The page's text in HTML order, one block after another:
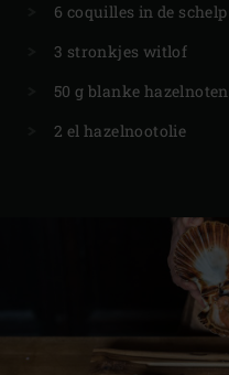
6 coquilles in de schelp
3 stronkjes witlof
50 g blanke hazelnoten
2 el hazelnootolie